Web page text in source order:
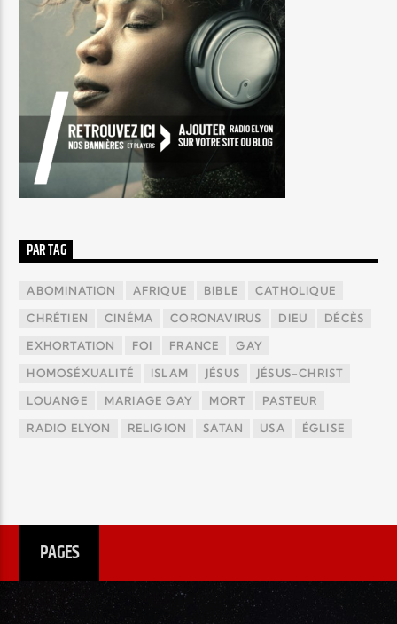
PAR TAG
ABOMINATION AFRIQUE BIBLE CATHOLIQUE
CHRÉTIEN CINÉMA CORONAVIRUS DIEU DÉCÈS
EXHORTATION FOI FRANCE GAY
HOMOSÉXUALITÉ ISLAM JÉSUS JÉSUS-CHRIST
LOUANGE MARIAGE GAY MORT PASTEUR
RADIO ELYON RELIGION SATAN USA ÉGLISE
PAGES